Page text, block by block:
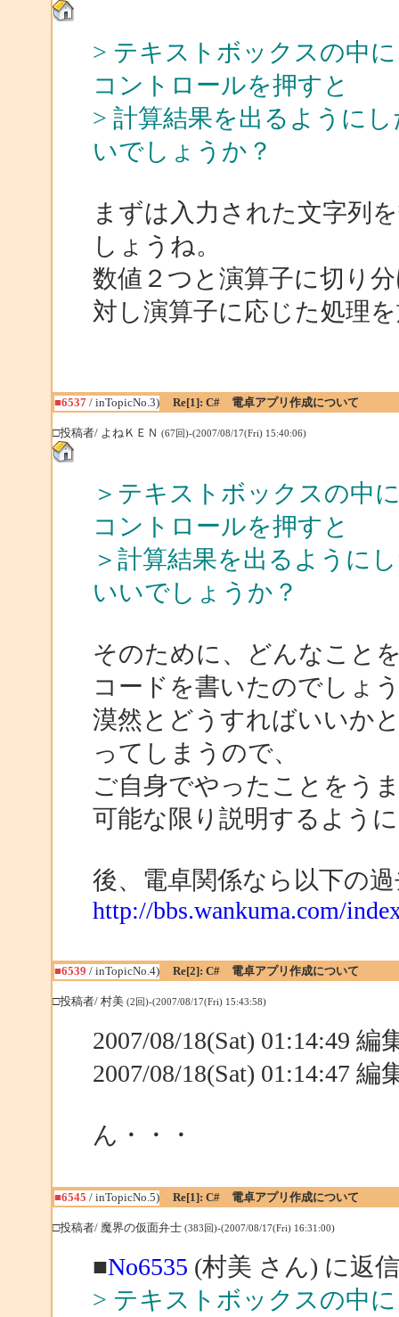
> テキストボックスの中
コントロールを押すと
> 計算結果を出るように
いでしょうか？
まずは入力された文字列
しょうね。
数値２つと演算子に切り
対し演算子に応じた処理
■6537/ inTopicNo.3) Re[1]: C# 電卓アプリ作成について
□投稿者/ よねＫＥＮ (67回)-(2007/08/17(Fri) 15:40:06)
＞テキストボックスの中
コントロールを押すと
＞計算結果を出るように
いいでしょうか？
そのために、どんなこと
コードを書いたのでしょ
漠然とどうすればいいか
ってしまうので、
ご自身でやったことをう
可能な限り説明するよう
後、電卓関係なら以下の
http://bbs.wankuma.com/
■6539 / inTopicNo.4) Re[2]: C# 電卓アプリ作成について
□投稿者/ 村美 (2回)-(2007/08/17(Fri) 15:43:58)
2007/08/18(Sat) 01:14:49 編
2007/08/18(Sat) 01:14:47 編
ん・・・
■6545 / inTopicNo.5) Re[1]: C# 電卓アプリ作成について
□投稿者/ 魔界の仮面弁士 (383回)-(2007/08/17(Fri) 16:31:00)
■No6535 (村美 さん) に返信
> テキストボックスの中